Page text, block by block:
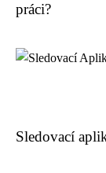
práci?
Sledovací